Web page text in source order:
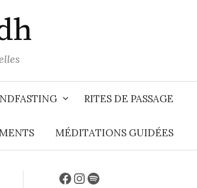
RITES DE PASSAGE
MÉDITATIONS GUIDÉES
Facebook
Instagram
Spotify